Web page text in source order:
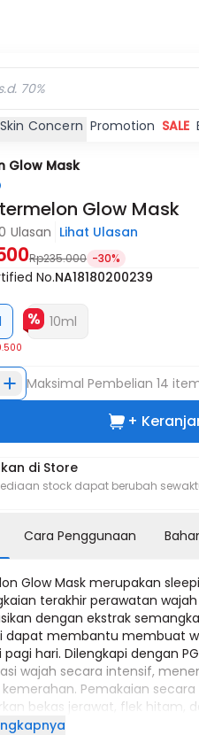
Skin Concern Promotion SALE
Glow Mask
Glow Mask
Ulasan Lihat Ulasan
Rp235.000 -30%
No.NA18180200239
10ml
Maksimal Pembelian14
+
di Store
stock dapat berubah
Cara Penggunaan
Glow Mask merupakan
terakhir perawatan
dengan ekstrak
dapat membantu membuat
pagi hari. Dilengkapi dengan
wajah secara intensif,
kemerahan. Pemakaian
bekas jerawat, flek hitam,